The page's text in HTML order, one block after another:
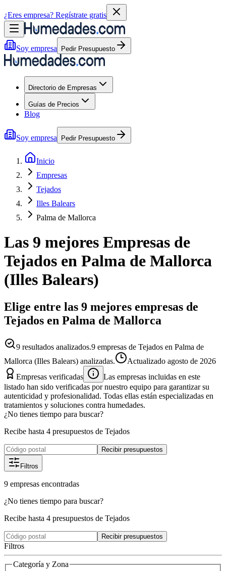
¿Eres empresa? Regístrate gratis
Soy empresa Pedir Presupuesto
Directorio de Empresas
Guías de Precios
Blog
Soy empresa Pedir Presupuesto
Inicio
Empresas
Tejados
Illes Balears
Palma de Mallorca
Las 9 mejores Empresas de
Tejados en Palma de Mallorca
(Illes Balears)
Elige entre las 9 mejores empresas de
Tejados en Palma de Mallorca
9 resultados analizados.9 empresas de Tejados en Palma de
Mallorca (Illes Balears) analizadas.
Actualizado agosto de 2026
Empresas verificadas
Las empresas incluidas en este
listado han sido verificadas por nuestro equipo para garantizar su
autenticidad y profesionalidad. Todas ellas están especializadas en
tratamientos y soluciones contra humedades.
¿No tienes tiempo para buscar?
Recibe hasta 4 presupuestos de Tejados
Recibir presupuestos
Filtros
9 empresas encontradas
¿No tienes tiempo para buscar?
Recibe hasta 4 presupuestos de Tejados
Recibir presupuestos
Filtros
Categoría y Zona